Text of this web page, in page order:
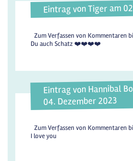
Eintrag von Tiger am
Zum Verfassen von Kommentaren
Du auch Schatz ❤️❤️❤️❤️
Eintrag von Hannibal
04. Dezember 2023
Zum Verfassen von Kommentaren
I love you